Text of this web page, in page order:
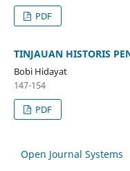
PDF
TINJAUAN HISTORIS
Bobi Hidayat
147-154
PDF
Open Journal Systems